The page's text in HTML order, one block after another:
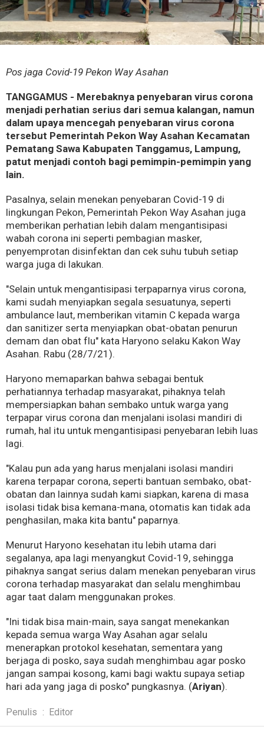
Pos jaga Covid-19 Pekon Way Asahan
TANGGAMUS - Merebaknya penyebaran virus corona
menjadi perhatian serius dari semua kalangan, namun
dalam upaya mencegah penyebaran virus corona
tersebut Pemerintah Pekon Way Asahan Kecamatan
Pematang Sawa Kabupaten Tanggamus, Lampung,
patut menjadi contoh bagi pemimpin-pemimpin yang
lain.
Pasalnya, selain menekan penyebaran Covid-19 di
lingkungan Pekon, Pemerintah Pekon Way Asahan juga
memberikan perhatian lebih dalam mengantisipasi
wabah corona ini seperti pembagian masker,
penyemprotan disinfektan dan cek suhu tubuh setiap
warga juga di lakukan.
"Selain untuk mengantisipasi terpaparnya virus corona,
kami sudah menyiapkan segala sesuatunya, seperti
ambulance laut, memberikan vitamin C kepada warga
dan sanitizer serta menyiapkan obat-obatan penurun
demam dan obat flu" kata Haryono selaku Kakon Way
Asahan. Rabu (28/7/21).
Haryono memaparkan bahwa sebagai bentuk
perhatiannya terhadap masyarakat, pihaknya telah
mempersiapkan bahan sembako untuk warga yang
terpapar virus corona dan menjalani isolasi mandiri di
rumah, hal itu untuk mengantisipasi penyebaran lebih luas
lagi.
"Kalau pun ada yang harus menjalani isolasi mandiri
karena terpapar corona, seperti bantuan sembako, obat-
obatan dan lainnya sudah kami siapkan, karena di masa
isolasi tidak bisa kemana-mana, otomatis kan tidak ada
penghasilan, maka kita bantu" paparnya.
Menurut Haryono kesehatan itu lebih utama dari
segalanya, apa lagi menyangkut Covid-19, sehingga
pihaknya sangat serius dalam menekan penyebaran virus
corona terhadap masyarakat dan selalu menghimbau
agar taat dalam menggunakan prokes.
"Ini tidak bisa main-main, saya sangat menekankan
kepada semua warga Way Asahan agar selalu
menerapkan protokol kesehatan, sementara yang
berjaga di posko, saya sudah menghimbau agar posko
jangan sampai kosong, kami bagi waktu supaya setiap
hari ada yang jaga di posko" pungkasnya. (Ariyan).
Penulis : Editor